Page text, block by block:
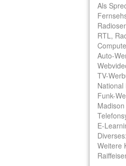
Als
RTL,
Auto-
TV-
National
Funk-
Madison
E-
Weitere